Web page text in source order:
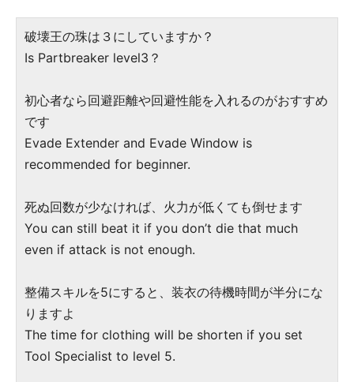
破壊王の珠は３にしていますか？
Is Partbreaker level3？
初心者なら回避距離や回避性能を入れるのがおすすめ
です
Evade Extender and Evade Window is
recommended for beginner.
死ぬ回数が少なければ、火力が低くても倒せます
You can still beat it if you don’t die that much
even if attack is not enough.
整備スキルを5にすると、装衣の待機時間が半分にな
りますよ
The time for clothing will be shorten if you set
Tool Specialist to level 5.